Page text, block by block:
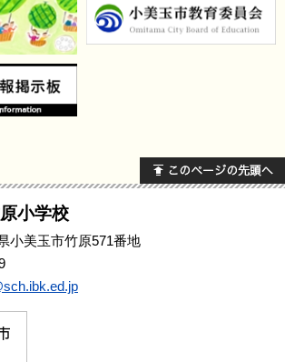
小学校
小美玉市竹原571番地